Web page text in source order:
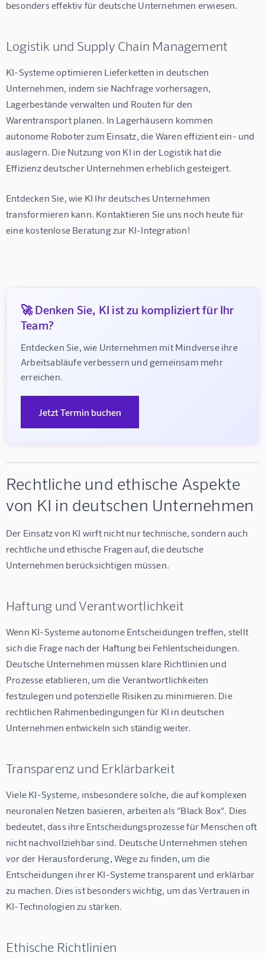
besonders effektiv für deutsche Unternehmen erwiesen.
Logistik und Supply Chain Management
KI-Systeme optimieren Lieferketten in deutschen
Unternehmen, indem sie Nachfrage vorhersagen,
Lagerbestände verwalten und Routen für den
Warentransport planen. In Lagerhäusern kommen
autonome Roboter zum Einsatz, die Waren effizient ein- und
auslagern. Die Nutzung von KI in der Logistik hat die
Effizienz deutscher Unternehmen erheblich gesteigert.
Entdecken Sie, wie KI Ihr deutsches Unternehmen
transformieren kann. Kontaktieren Sie uns noch heute für
eine kostenlose Beratung zur KI-Integration!
🚀 Denken Sie, KI ist zu kompliziert für Ihr
Team?
Entdecken Sie, wie Unternehmen mit Mindverse ihre
Arbeitsabläufe verbessern und gemeinsam mehr
erreichen.
Jetzt Termin buchen
Rechtliche und ethische Aspekte
von KI in deutschen Unternehmen
Der Einsatz von KI wirft nicht nur technische, sondern auch
rechtliche und ethische Fragen auf, die deutsche
Unternehmen berücksichtigen müssen.
Haftung und Verantwortlichkeit
Wenn KI-Systeme autonome Entscheidungen treffen, stellt
sich die Frage nach der Haftung bei Fehlentscheidungen.
Deutsche Unternehmen müssen klare Richtlinien und
Prozesse etablieren, um die Verantwortlichkeiten
festzulegen und potenzielle Risiken zu minimieren. Die
rechtlichen Rahmenbedingungen für KI in deutschen
Unternehmen entwickeln sich ständig weiter.
Transparenz und Erklärbarkeit
Viele KI-Systeme, insbesondere solche, die auf komplexen
neuronalen Netzen basieren, arbeiten als "Black Box". Dies
bedeutet, dass ihre Entscheidungsprozesse für Menschen oft
nicht nachvollziehbar sind. Deutsche Unternehmen stehen
vor der Herausforderung, Wege zu finden, um die
Entscheidungen ihrer KI-Systeme transparent und erklärbar
zu machen. Dies ist besonders wichtig, um das Vertrauen in
KI-Technologien zu stärken.
Ethische Richtlinien